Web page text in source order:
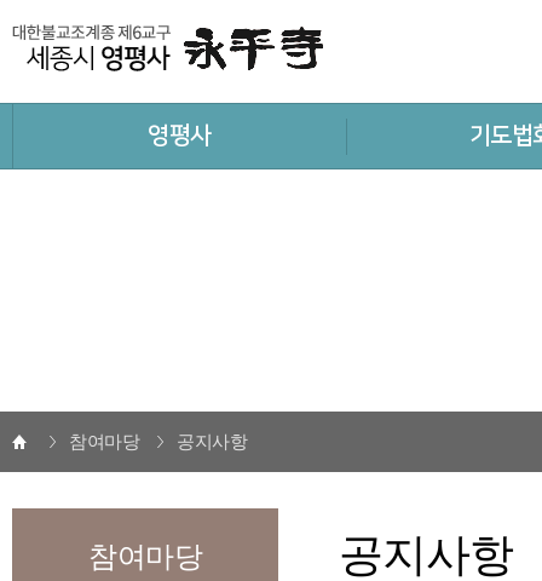
영평사 기도법
참여마당 공지사항
참여마당 공지사항